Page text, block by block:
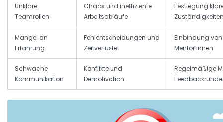
Unklare
Teamrollen
Chaos und ineffiziente
Arbeitsabläufe
Festlegung
Zuständigkeiten
Mangel an
Erfahrung
Fehlentscheidungen und
Zeitverluste
Einbindung von
Mentor:innen
Schwache
Kommunikation
Konflikte und
Demotivation
Regelmäßige